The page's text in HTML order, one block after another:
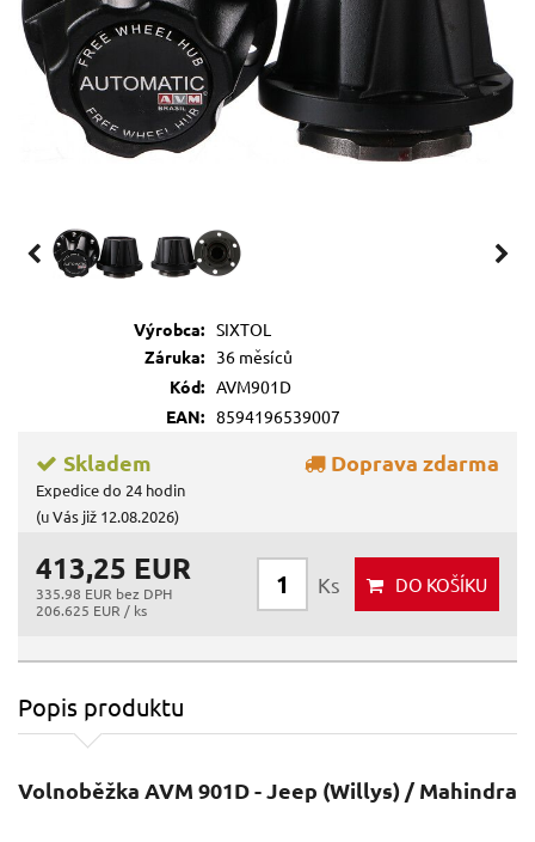
Výrobca: SIXTOL
Záruka:
36 měsíců
Kód: AVM901D
EAN: 8594196539007
Doprava zdarma
Skladem
Expedice do 24 hodin
(u Vás již 12.08.2026)
413,25 EUR
335.98 EUR bez DPH
206.625 EUR / ks
Ks DO KOŠÍKU
Popis produktu
Volnoběžka AVM 901D - Jeep (Willys) / Mahindra